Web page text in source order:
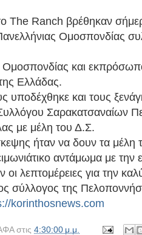
The Ranch βρέθηκαν
Ομοσπονδίας
Ομοσπονδίας και
Ελλάδας.
υποδέχθηκε και τους
Σαρακατσαναίων
με μέλη του Δ.Σ.
ήταν να δουν τα μέλη
αντάμωμα με
οι λεπτομέρειες για την
σύλλογος της
korinthosnews.com
στις 4:30:00 μ.μ.